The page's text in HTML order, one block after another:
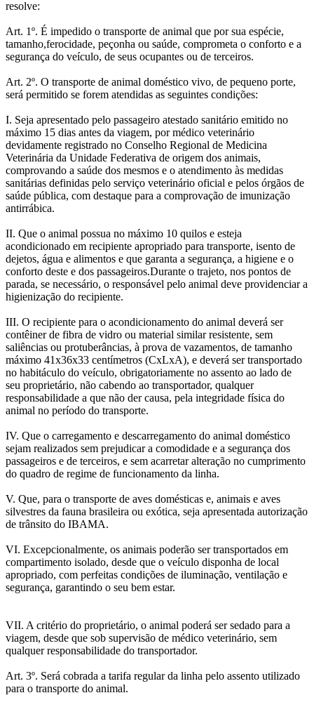
resolve:
Art. 1º. É impedido o transporte de animal que por sua espécie,
tamanho,ferocidade, peçonha ou saúde, comprometa o conforto e a
segurança do veículo, de seus ocupantes ou de terceiros.
Art. 2º. O transporte de animal doméstico vivo, de pequeno porte,
será permitido se forem atendidas as seguintes condições:
I. Seja apresentado pelo passageiro atestado sanitário emitido no
máximo 15 dias antes da viagem, por médico veterinário
devidamente registrado no Conselho Regional de Medicina
Veterinária da Unidade Federativa de origem dos animais,
comprovando a saúde dos mesmos e o atendimento às medidas
sanitárias definidas pelo serviço veterinário oficial e pelos órgãos de
saúde pública, com destaque para a comprovação de imunização
antirrábica.
II. Que o animal possua no máximo 10 quilos e esteja
acondicionado em recipiente apropriado para transporte, isento de
dejetos, água e alimentos e que garanta a segurança, a higiene e o
conforto deste e dos passageiros.Durante o trajeto, nos pontos de
parada, se necessário, o responsável pelo animal deve providenciar a
higienização do recipiente.
III. O recipiente para o acondicionamento do animal deverá ser
contêiner de fibra de vidro ou material similar resistente, sem
saliências ou protuberâncias, à prova de vazamentos, de tamanho
máximo 41x36x33 centímetros (CxLxA), e deverá ser transportado
no habitáculo do veículo, obrigatoriamente no assento ao lado de
seu proprietário, não cabendo ao transportador, qualquer
responsabilidade a que não der causa, pela integridade física do
animal no período do transporte.
IV. Que o carregamento e descarregamento do animal doméstico
sejam realizados sem prejudicar a comodidade e a segurança dos
passageiros e de terceiros, e sem acarretar alteração no cumprimento
do quadro de regime de funcionamento da linha.
V. Que, para o transporte de aves domésticas e, animais e aves
silvestres da fauna brasileira ou exótica, seja apresentada autorização
de trânsito do IBAMA.
VI. Excepcionalmente, os animais poderão ser transportados em
compartimento isolado, desde que o veículo disponha de local
apropriado, com perfeitas condições de iluminação, ventilação e
segurança, garantindo o seu bem estar.
VII. A critério do proprietário, o animal poderá ser sedado para a
viagem, desde que sob supervisão de médico veterinário, sem
qualquer responsabilidade do transportador.
Art. 3º. Será cobrada a tarifa regular da linha pelo assento utilizado
para o transporte do animal.